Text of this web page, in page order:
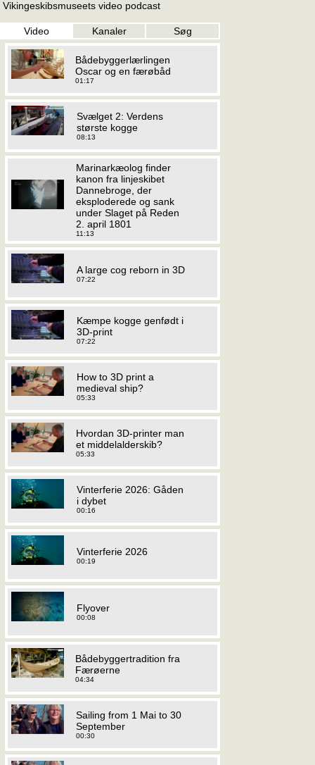
Vikingeskibsmuseets video podcast
Video Kanaler Søg
Bådebyggerlærlingen
Oscar og en færøbåd
01:17
Svælget 2: Verdens
største kogge
08:13
Marinarkæolog finder
kanon fra linjeskibet
Dannebroge, der
eksploderede og sank
under Slaget på Reden
2. april 1801
11:13
A large cog reborn in 3D
07:22
Kæmpe kogge genfødt i
3D-print
07:22
How to 3D print a
medieval ship?
05:33
Hvordan 3D-printer man
et middelalderskib?
05:33
Vinterferie 2026: Gåden
i dybet
00:16
Vinterferie 2026
00:19
Flyover
00:08
Bådebyggertradition fra
Færøerne
04:34
Sailing from 1 Mai to 30
September
00:30